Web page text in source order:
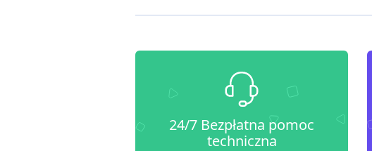
24/7 Bezpłatna pomoc
techniczna